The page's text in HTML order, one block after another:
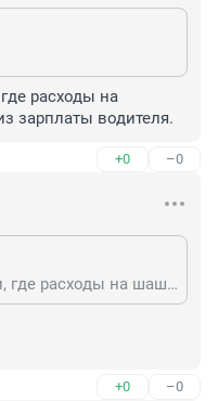
расходы на
зарплаты водителя.
+0 –0
Всяко дальше, чем та такси, где расходы на шашечки будут вычитаться из зарплаты водителя.
+0 –0